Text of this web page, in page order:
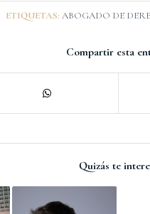
ETIQUETAS: ABOGADO DE
Compartir esta
Quizás te